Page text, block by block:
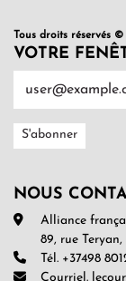
Tous droits réservés
VOTRE
NOUS
Alliance
89, rue
Tél. +37498
Courriel.